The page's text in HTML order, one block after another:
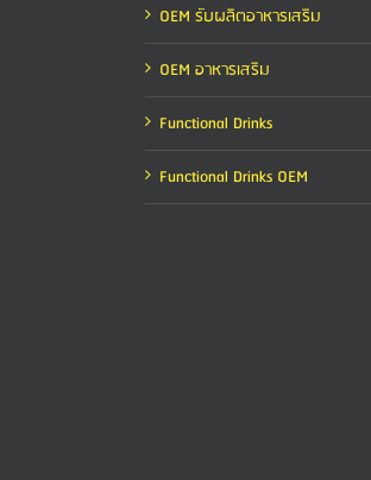
OEM รับผลิตอาหารเสริม
OEM อาหารเสริม
Functional Drinks
Functional Drinks OEM